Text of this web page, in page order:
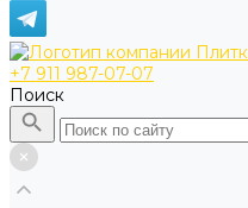
+7 911 987-07-07
Поиск